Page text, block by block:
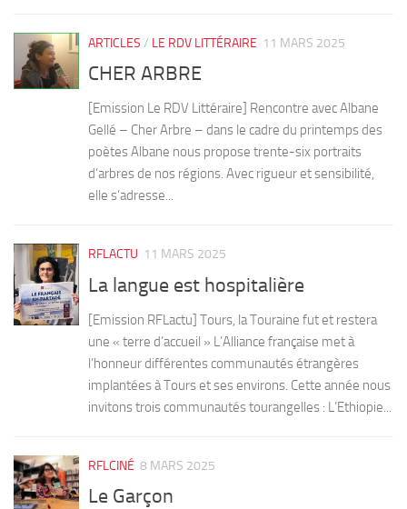
ARTICLES / LE RDV LITTÉRAIRE 11 MARS 2025
CHER ARBRE
[Emission Le RDV Littéraire] Rencontre avec Albane
Gellé – Cher Arbre – dans le cadre du printemps des
poètes Albane nous propose trente-six portraits
d’arbres de nos régions. Avec rigueur et sensibilité,
elle s’adresse...
RFLACTU 11 MARS 2025
La langue est hospitalière
[Emission RFLactu] Tours, la Touraine fut et restera
une « terre d’accueil » L’Alliance française met à
l’honneur différentes communautés étrangères
implantées à Tours et ses environs. Cette année nous
invitons trois communautés tourangelles : L’Ethiopie...
RFLCINÉ 8 MARS 2025
Le Garçon